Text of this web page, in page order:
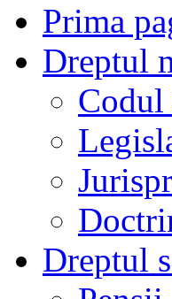
Prima
Dreptul
Dreptul